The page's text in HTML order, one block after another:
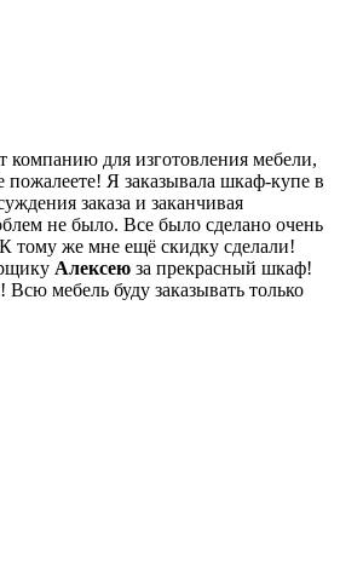
компанию для изготовления мебели,
Я заказывала шкаф-купе в
заказа и заканчивая
не было. Все было сделано очень
тому же мне ещё скидку сделали!
Алексею за прекрасный шкаф!
Всю мебель буду заказывать только